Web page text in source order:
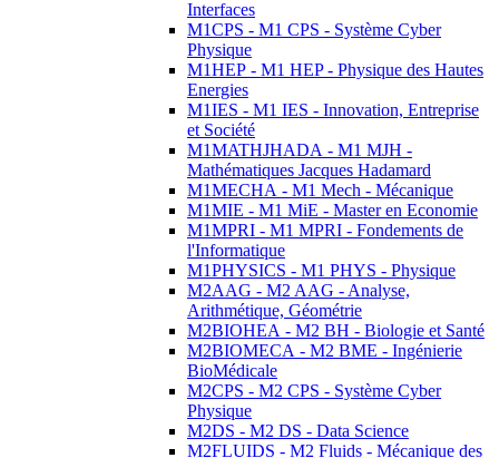
Interfaces
M1CPS - M1 CPS - Système Cyber
Physique
M1HEP - M1 HEP - Physique des Hautes
Energies
M1IES - M1 IES - Innovation, Entreprise
et Société
M1MATHJHADA - M1 MJH -
Mathématiques Jacques Hadamard
M1MECHA - M1 Mech - Mécanique
M1MIE - M1 MiE - Master en Economie
M1MPRI - M1 MPRI - Fondements de
l'Informatique
M1PHYSICS - M1 PHYS - Physique
M2AAG - M2 AAG - Analyse,
Arithmétique, Géométrie
M2BIOHEA - M2 BH - Biologie et Santé
M2BIOMECA - M2 BME - Ingénierie
BioMédicale
M2CPS - M2 CPS - Système Cyber
Physique
M2DS - M2 DS - Data Science
M2FLUIDS - M2 Fluids - Mécanique des